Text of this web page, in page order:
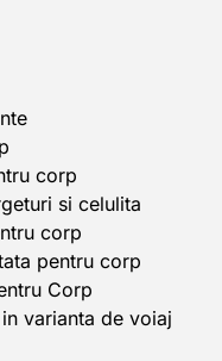
corp
si celulita
corp
pentru corp
Corp
varianta de voiaj